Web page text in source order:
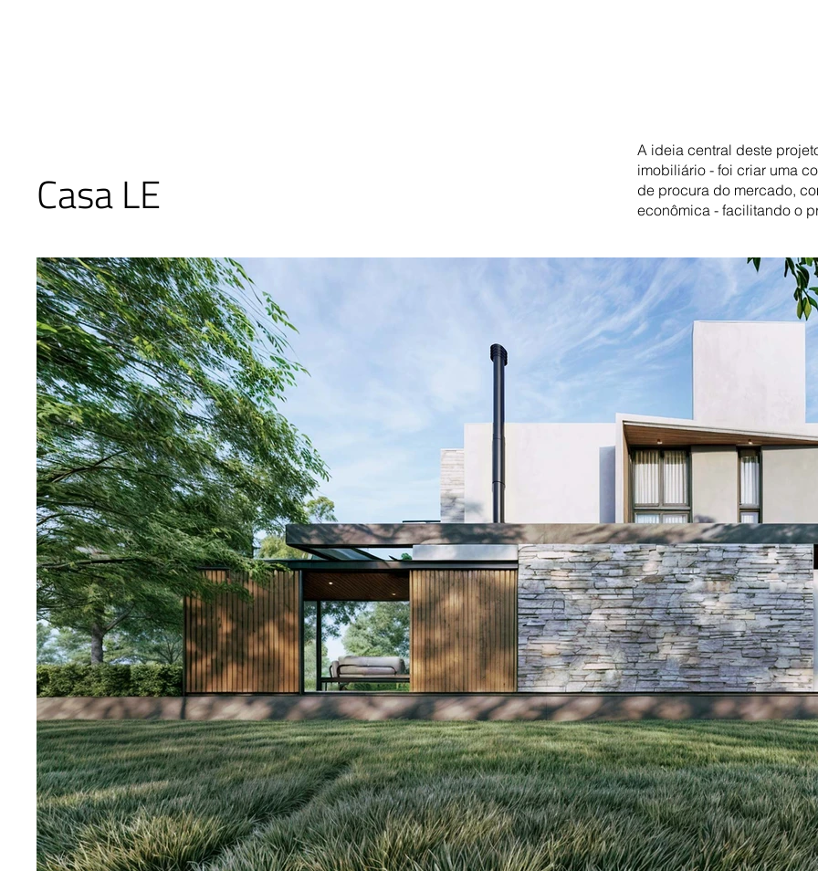
Casa LE
A ideia central deste
imobiliário - foi criar uma
de procura do mercado,
econômica - facilitando o